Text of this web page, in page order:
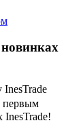
первым
InesTrade!